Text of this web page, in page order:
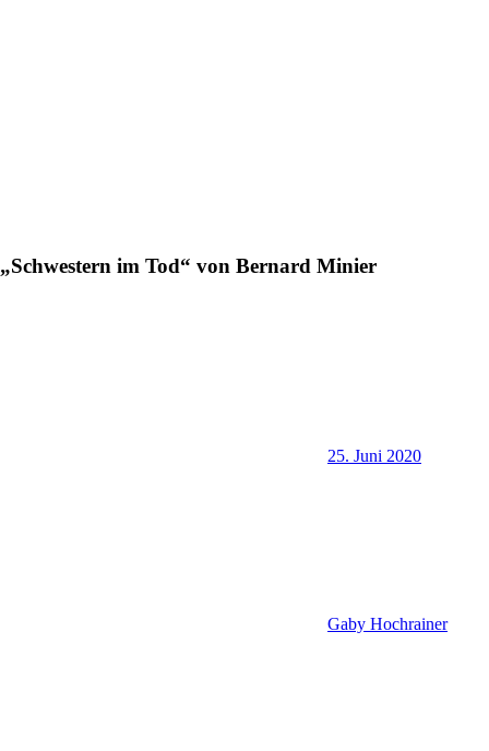
„Schwestern im Tod“ von Bernard Minier
25. Juni 2020
Gaby Hochrainer